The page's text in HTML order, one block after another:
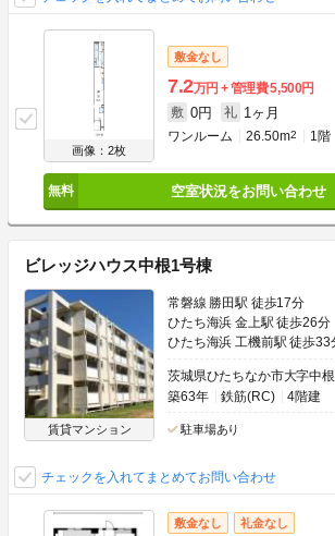
画像：2枚
敷金なし
7.2万円 管理費5,500円
敷 0円 礼 1ヶ月
ワンルーム 26.50m2 1階
空室状況をお問い合わせ
ビレッジハウス中根1号棟
賃貸マンション
常磐線 勝田駅 徒歩17分
ひたち海浜 金上駅 徒歩26分
ひたち海浜 工機前駅 徒歩33
茨城県ひたちなか市大字中根
築63年
鉄筋(RC) 4階建
駐車場あり
チェックを入れてまとめてお問い合わせ
敷金なし 礼金なし